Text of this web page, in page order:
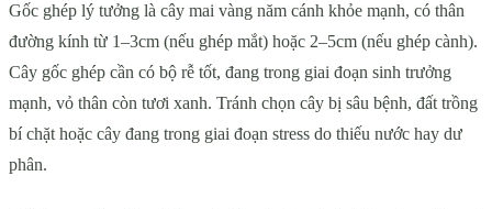
Gốc ghép lý tưởng là cây mai vàng năm cánh khỏe mạnh, có thân
đường kính từ 1–3cm (nếu ghép mắt) hoặc 2–5cm (nếu ghép cành).
Cây gốc ghép cần có bộ rễ tốt, đang trong giai đoạn sinh trưởng
mạnh, vỏ thân còn tươi xanh. Tránh chọn cây bị sâu bệnh, đất trồng
bí chặt hoặc cây đang trong giai đoạn stress do thiếu nước hay dư
phân.